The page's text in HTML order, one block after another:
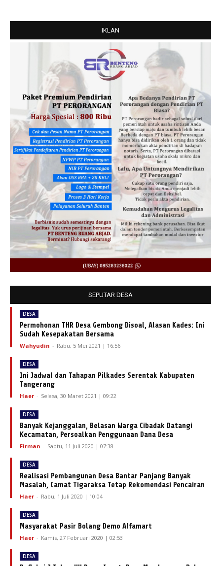
IKLAN
SEPUTAR DESA
DESA
Permohonan THR Desa Gembong Disoal, Alasan Kades: Ini
Sudah Kesepakatan Bersama
Wahyudin - Rabu, 5 Mei 2021 | 16:56
DESA
Ini Jadwal dan Tahapan Pilkades Serentak Kabupaten
Tangerang
Haer - Selasa, 30 Maret 2021 | 09:22
DESA
Banyak Kejanggalan, Belasan Warga Cibadak Datangi
Kecamatan, Persoalkan Penggunaan Dana Desa
Firman - Sabtu, 11 Juli 2020 | 07:38
DESA
Realisasi Pembangunan Desa Bantar Panjang Banyak
Masalah, Camat Tigaraksa Tetap Rekomendasi Pencairan
Haer - Rabu, 1 Juli 2020 | 10:04
DESA
Masyarakat Pasir Bolang Demo Alfamart
Haer - Kamis, 27 Februari 2020 | 02:53
DESA